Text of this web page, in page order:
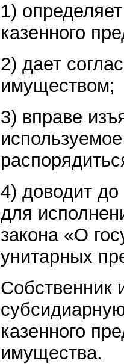
1)
казенного
2) дает
имуществом;
3) вправе
4) доводит до
для
закона «О
унитарных
Собственник
казенного
имущества.